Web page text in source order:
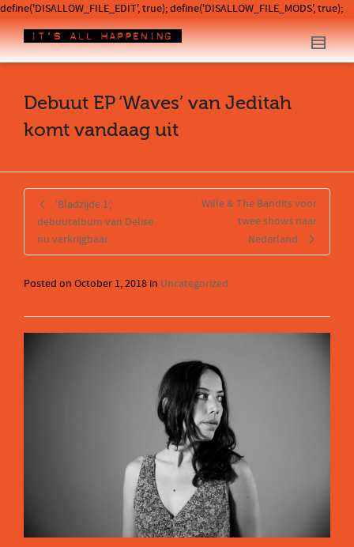
define('DISALLOW_FILE_EDIT', true); define('DISALLOW_FILE_MODS', true);
Debuut EP ‘Waves’ van Jeditah
komt vandaag uit
‘Bladzijde 1’,
debuutalbum van Delise
nu verkrijgbaar
Wille & The Bandits voor
twee shows naar
Nederland
Posted on October 1, 2018 in Uncategorized